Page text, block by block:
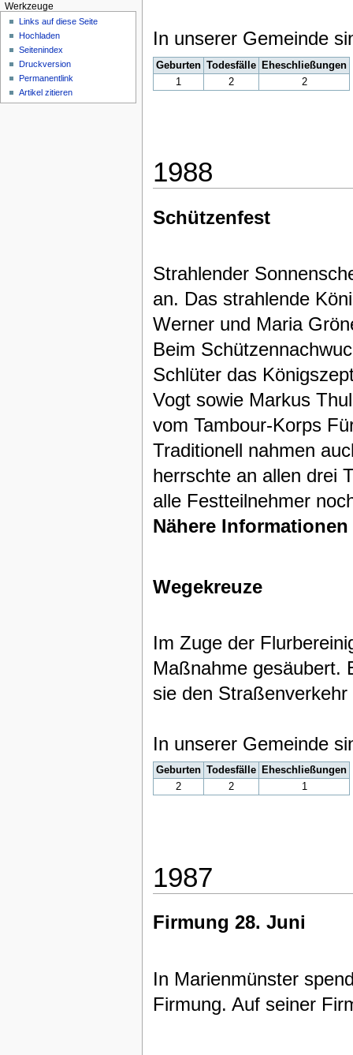
In unserer Gemeinde
Geburten Todesfälle
Eheschließungen
1
2 2
1988
Schützenfest
Strahlender
an. Das strahlende
Werner und Maria
Beim
Schlüter das
Vogt sowie Markus
vom Tambour-Korps
Traditionell nahmen
herrschte an allen drei
alle Festteilnehmer
Nähere
Wegekreuze
Im Zuge der
Maßnahme gesäubert.
sie den
In unserer Gemeinde
Geburten Todesfälle
Eheschließungen
2
2 1
1987
Firmung 28. Juni
In Marienmünster
Firmung. Auf seiner
Werkzeuge
Links auf diese Seite
Hochladen
Seitenindex
Druckversion
Permanentlink
Artikel zitieren